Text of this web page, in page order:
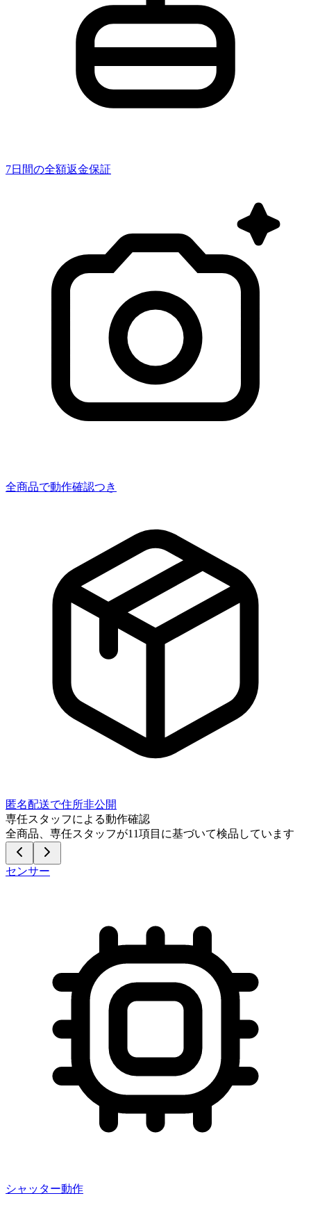
7日間の全額返金保証
全商品で動作確認つき
匿名配送で住所非公開
専任スタッフによる動作確認
全商品、専任スタッフが11項目に基づいて検品しています
センサー
シャッター動作